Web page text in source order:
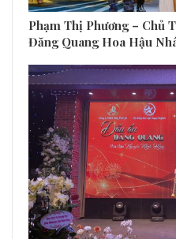
Phạm Thị Phương – Chủ
Đăng Quang Hoa Hậu